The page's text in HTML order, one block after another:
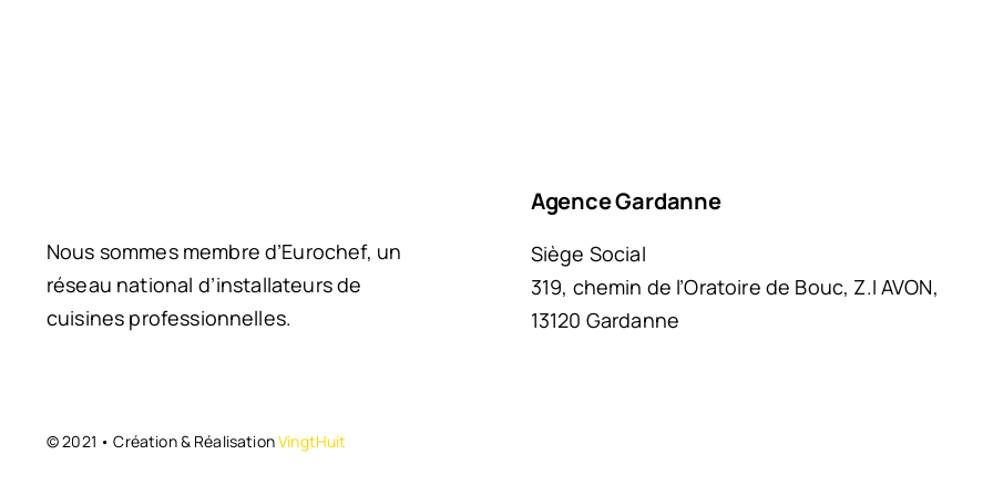
Nous sommes membre d’Eurochef, un
réseau national d’installateurs de
cuisines professionnelles.
Agence Gardanne
Siège Social
319, chemin de l’Oratoire de Bouc, Z.I AVON,
13120 Gardanne
© 2021 • Création & RéalisationVingtHuit